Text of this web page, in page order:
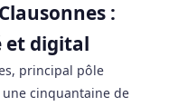
:
et digital
principal pôle
cinquantaine de